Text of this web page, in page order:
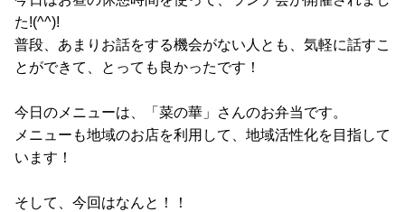
た!(^^)!
普段、あまりお話をする機会がない人とも、気軽に話すこ
とができて、とっても良かったです！
今日のメニューは、「菜の華」さんのお弁当です。
メニューも地域のお店を利用して、地域活性化を目指して
います！
そして、今回はなんと！！